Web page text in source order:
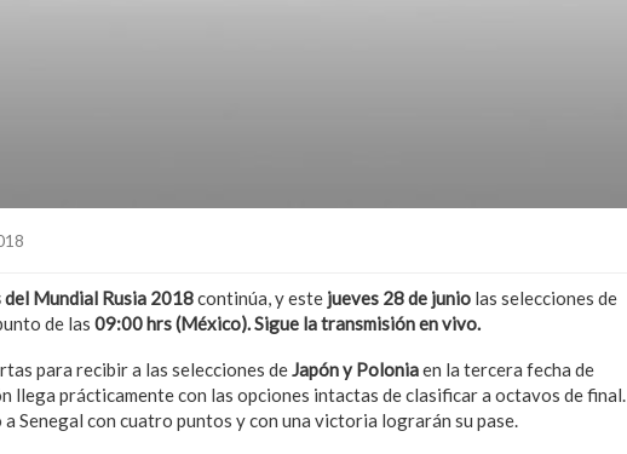
Mundial Rusia 2018continúa, y este jueves 28 de junio las selecciones de
de las 09:00 hrs (México). Sigue la transmisión en vivo.
para recibir a las selecciones deJapón y Poloniaen la tercera fecha de
llega prácticamente con las opciones intactas de clasificar a octavos de final.
a Senegal con cuatro puntos y con una victoria lograrán su pase.